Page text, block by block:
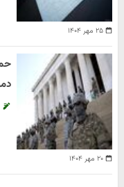
۲۵ مهر ۱۴۰۴
۲۰ مهر ۱۴۰۴